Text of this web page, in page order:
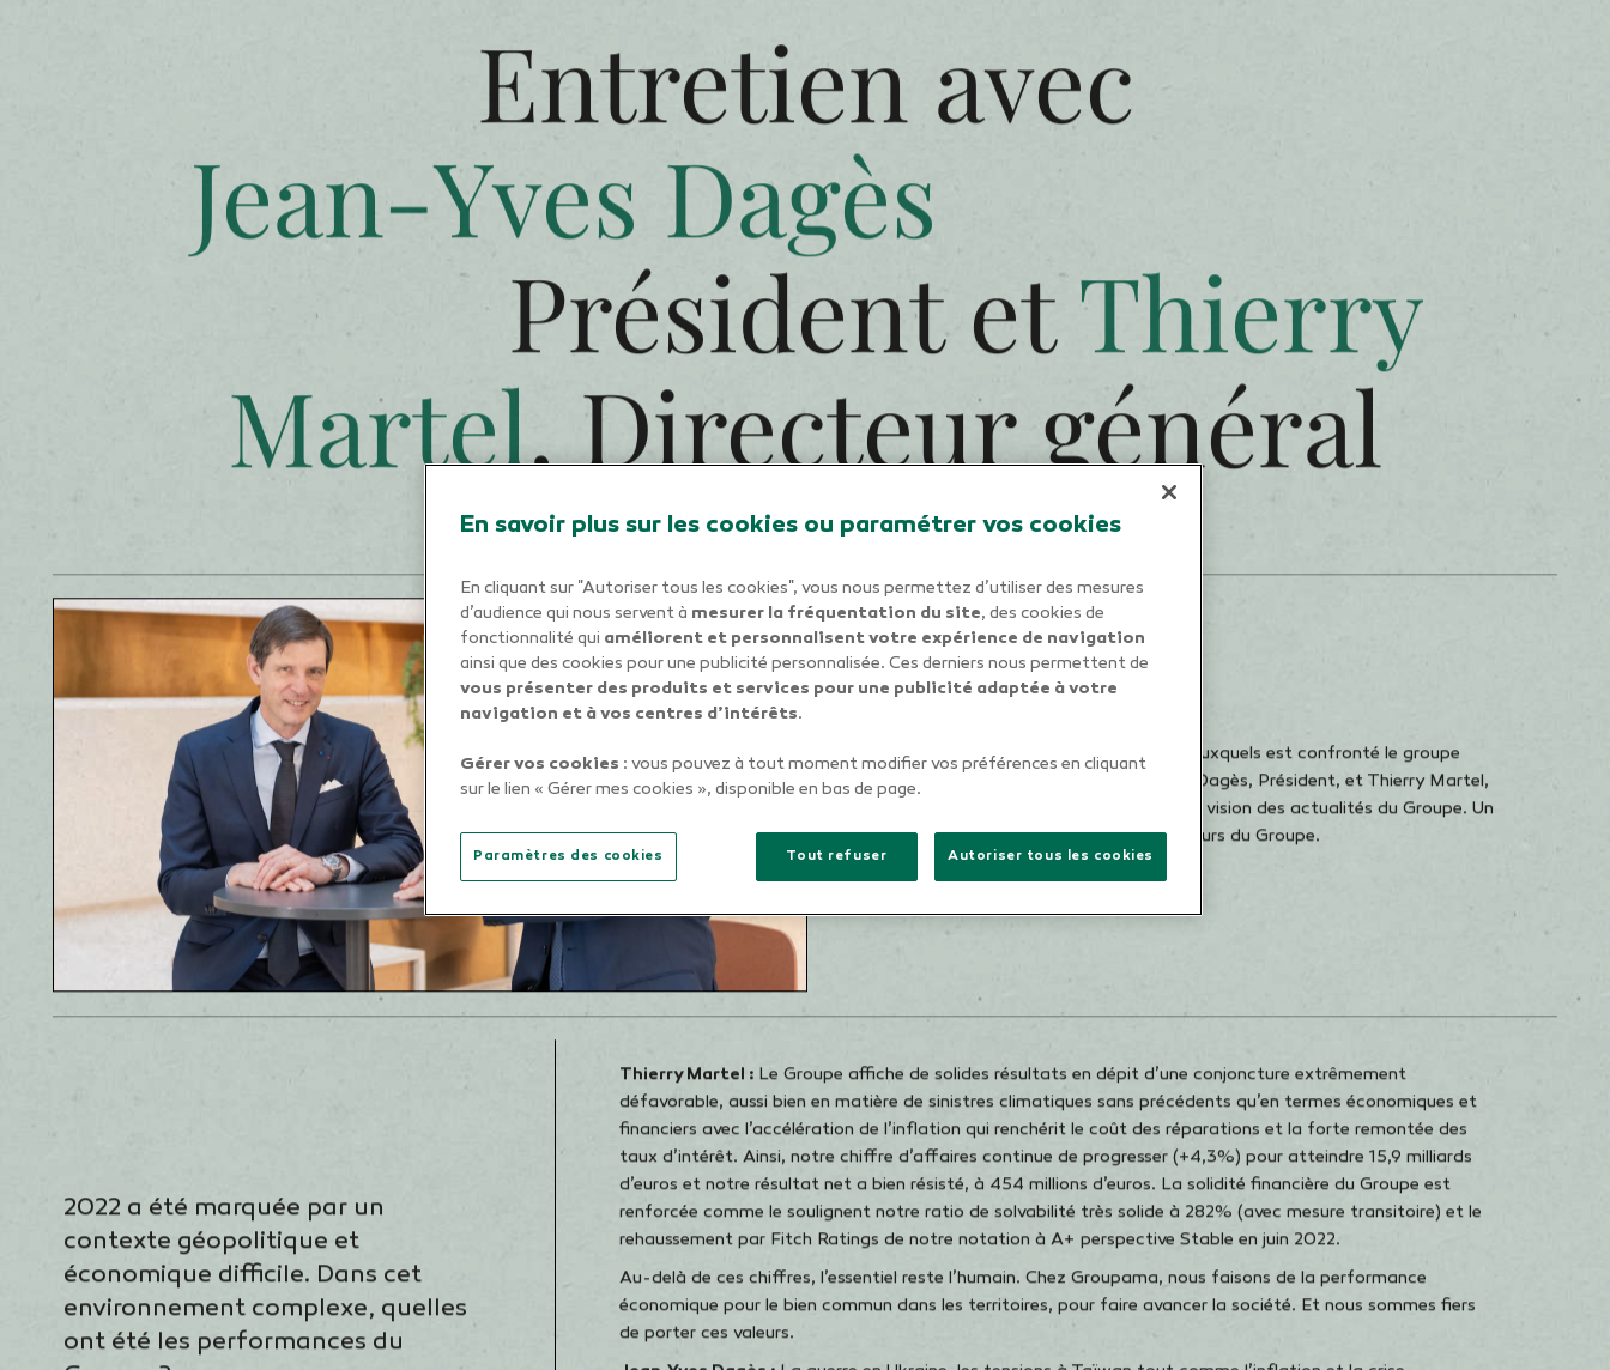
RAPPORT ANNUEL 2022
ENTRETIEN DIRIGEANTS
Entretien avec
Jean-Yves Dagès
Président etThierry
Martel, Directeur général
Bilan de l’année 2022, grands enjeux auxquels est confronté le groupe
Directeur général, nous partagent leur vision des actualités du Groupe. Un
éclairage mettant l’accent sur les valeurs du Groupe.
Thierry Martel :Le Groupe affiche de solides résultats en dépit d’une conjoncture extrêmement
En savoir plus sur les cookies ou paramétrer vos cookies
En cliquant sur "Autoriser tous les cookies", vous nous permettez d’utiliser des mesures
d’audience qui nous servent à mesurer la fréquentation du site, des cookies de
fonctionnalité qui améliorent et personnalisent votre expérience de navigation
ainsi que des cookies pour une publicité personnalisée. Ces derniers nous permettent de
vous présenter des produits et services pour une publicité adaptée à votre
navigation et à vos centres d’intérêts.
Gérer vos cookies : vous pouvez à tout moment modifier vos préférences en cliquant
sur le lien « Gérer mes cookies », disponible en bas de page.
Paramètres des cookies Tout refuser Autoriser tous les cookies